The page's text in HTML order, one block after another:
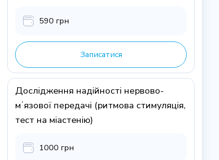
590 грн
Записатися
Дослідження надійності нервово-
мʼязової передачі (ритмова стимуляція,
тест на міастенію)
1000 грн